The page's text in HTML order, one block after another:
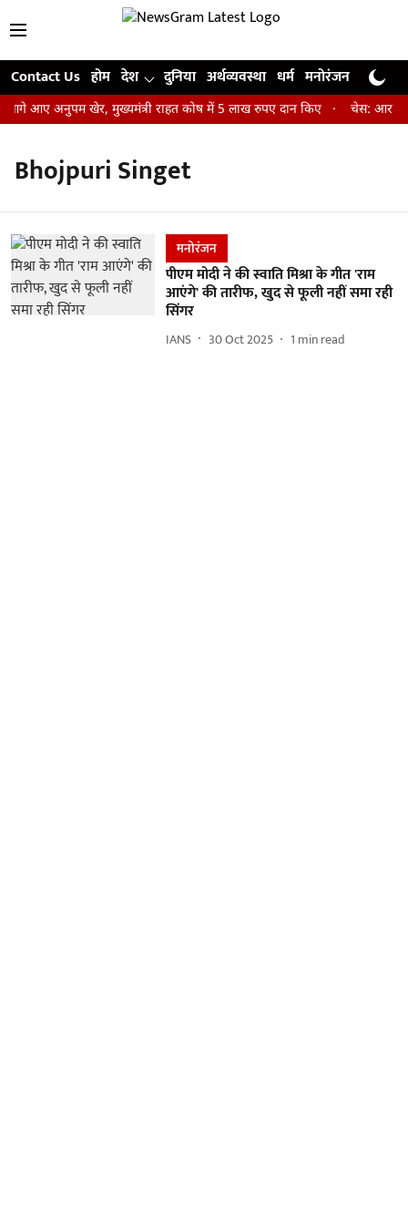
Contact Us होम देश दुनिया अर्थव्यवस्था धर्म मनोरंजन खेल
आए अनुपम खेर, मुख्यमंत्री राहत कोष में 5 लाख रुपए दान किए चेस: आर
Bhojpuri Singet
मनोरंजन
पीएम मोदी ने की स्वाति मिश्रा के गीत 'राम
आएंगे' की तारीफ, खुद से फूली नहीं समा रही
सिंगर
IANS 30 Oct 2025 1 min read